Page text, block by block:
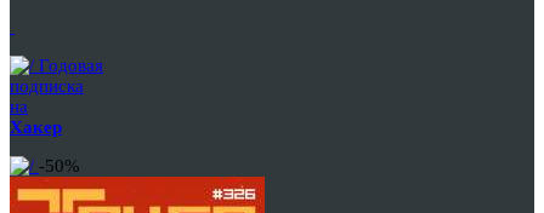
Годовая
подписка
на
Хакер
-50%